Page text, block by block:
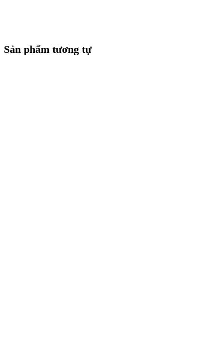
Sản phẩm tương tự